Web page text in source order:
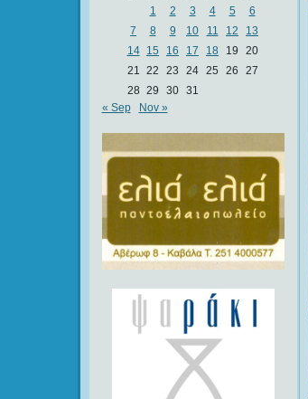
1
2 3 4 5
6
7
8 9 10 11 12
13
14
15 16 17 18 19
20
21 22 23 24 25 26
27
28 29 30 31
« Sep
Nov »